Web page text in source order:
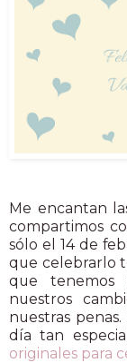
Me encantan
compartimos
sólo el 14 de
que celebrarlo
que tenemos
nuestros
nuestras
día tan
originales para